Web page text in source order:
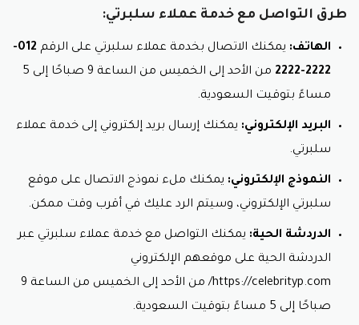
مميزاتُ عطورِ سلبرتي للشعرِ والجسمِ:
تركيباتٌ غنيةٌ بالمُغذّياتِ:تُغذي هذهِ العطورُ شعركِ
وجسمكِ وتُضفي عليهما لمعانًا صحّيًا.
الجذّابةِ التي تدومُ طويلاً معكِ.
تُناسبُ جميعَ أنواعِ البشرةِ والشعرِ:تُصمّمُ هذهِ
العطورُ بعنايةٍ لتُناسبَ جميعَ أنواعِ البشرةِ والشعرِ دونَ
أن تُسبّبَ أيّ تهيّجٍ.
أمثلةٌ على عطورِ سلبرتي للشعرِ والجسمِ:
والمسكِ يُضفي على شعركِ لمسةً من الأناقةِ والجمالِ.
عطرُ اتش للشعر:عطرٌ منعشٌ برائحةِ الحمضياتِ
يُضفي على شعركِ شعورًا بالانتعاشِ والحيويةِ.
عطرُ تشيللو للجسم:
عطرٌ أنثويٌّ برائحةِ الأزهارِ يُضفي
على جسمكِ لمسةً من الرقةِ والأنوثةِ.
طرق التواصل مع خدمة عملاء سلبرتي:
الهاتف: يمكنك الاتصال بخدمة عملاء سلبرتي على الرقم
012-
2222-2222
من الأحد إلى الخميس من الساعة 9 صباحًا إلى 5
مساءً بتوقيت السعودية.
البريد الإلكتروني: يمكنك إرسال بريد إلكتروني إلى خدمة عملاء
سلبرتي.
النموذج الإلكتروني: يمكنك ملء نموذج الاتصال على موقع
سلبرتي الإلكتروني، وسيتم الرد عليك في أقرب وقت ممكن.
الدردشة الحية: يمكنك التواصل مع خدمة عملاء سلبرتي عبر
الدردشة الحية على موقعهم الإلكتروني
https://celebrityp.com/ من الأحد إلى الخميس من الساعة 9
صباحًا إلى 5 مساءً بتوقيت السعودية.